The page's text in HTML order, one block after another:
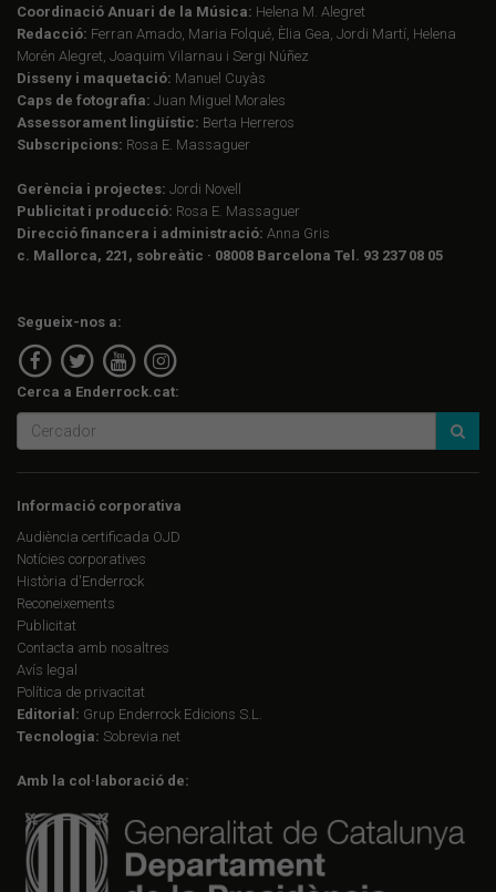
Coordinació Anuari de la Música: Helena M. Alegret
Redacció: Ferran Amado, Maria Folqué, Èlia Gea, Jordi Martí, Helena
Morén Alegret, Joaquim Vilarnau i Sergi Núñez
Disseny i maquetació: Manuel Cuyàs
Caps de fotografia: Juan Miguel Morales
Assessorament lingüístic: Berta Herreros
Subscripcions: Rosa E. Massaguer
Gerència i projectes: Jordi Novell
Publicitat i producció: Rosa E. Massaguer
Direcció financera i administració: Anna Gris
c. Mallorca, 221, sobreàtic · 08008 Barcelona Tel. 93 237 08 05
Segueix-nos a:
Cerca a Enderrock.cat:
Informació corporativa
Audiència certificada OJD
Notícies corporatives
Història d'Enderrock
Reconeixements
Publicitat
Contacta amb nosaltres
Avís legal
Política de privacitat
Editorial: Grup Enderrock Edicions S.L.
Tecnologia: Sobrevia.net
Amb la col·laboració de: